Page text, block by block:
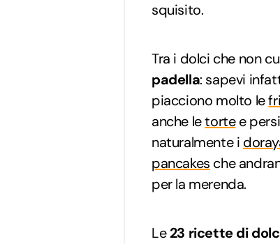
squisito.
Tra i dolci che non
padella: sapevi
piacciono molto le
anche letortee
naturalmente i
pancakes che
per la merenda.
Le23 ricette di